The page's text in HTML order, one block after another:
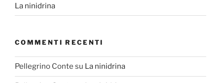
La ninidrina
COMMENTI RECENTI
Pellegrino Conte su La ninidrina